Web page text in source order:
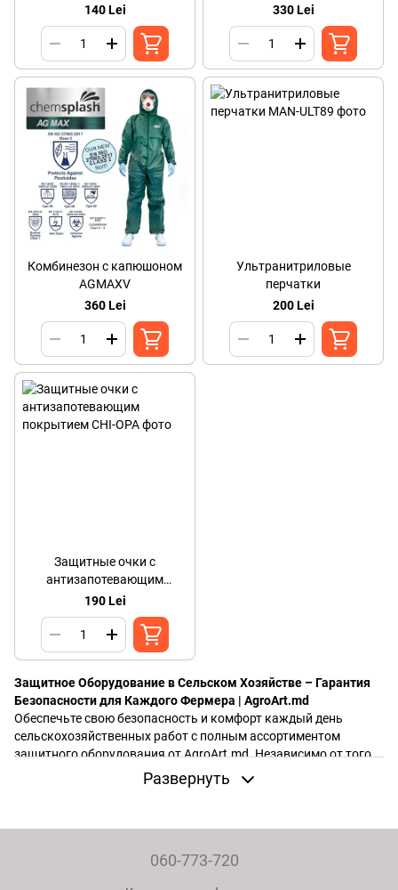
140 Lei
330 Lei
Комбинезон с капюшоном
AGMAXV
360 Lei
Ультранитриловые
перчатки
200 Lei
Защитные очки с
антизапотевающим
покрытием
190 Lei
Защитное Оборудование в Сельском Хозяйстве – Гарантия
Безопасности для Каждого Фермера | AgroArt.md
Обеспечьте свою безопасность и комфорт каждый день
сельскохозяйственных работ с полным ассортиментом
защитного оборудования от AgroArt.md. Независимо от того,
работаете ли вы в поле, в саду, с сельскохозяйственной
техникой или с средствами защиты растений, подходящее
В AgroArt.md мы понимаем суровые условия работы в
Развернуть
060-773-720